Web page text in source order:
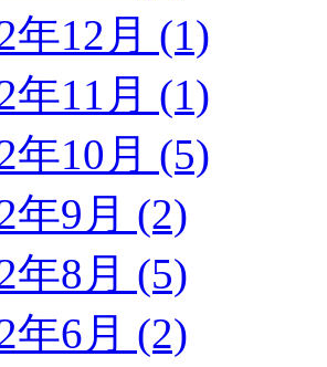
年12月 (1)
年11月 (1)
年10月 (5)
年9月 (2)
年8月 (5)
年6月 (2)